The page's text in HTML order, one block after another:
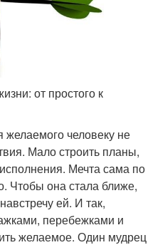
от простого к
человеку не
Мало строить планы,
Мечта сама по
Чтобы она стала ближе,
ей. И так,
перебежками и
желаемое. Один мудрец